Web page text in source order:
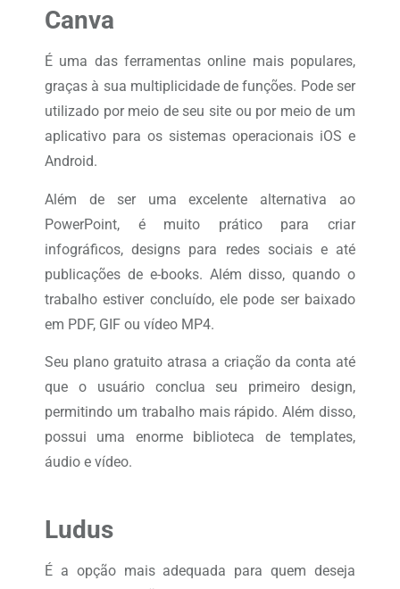
Canva
É uma das ferramentas online mais populares,
graças à sua multiplicidade de funções. Pode ser
utilizado por meio de seu site ou por meio de um
aplicativo para os sistemas operacionais iOS e
Android.
Além de ser uma excelente alternativa ao
PowerPoint, é muito prático para criar
infográficos, designs para redes sociais e até
publicações de e-books. Além disso, quando o
trabalho estiver concluído, ele pode ser baixado
em PDF, GIF ou vídeo MP4.
Seu plano gratuito atrasa a criação da conta até
que o usuário conclua seu primeiro design,
permitindo um trabalho mais rápido. Além disso,
possui uma enorme biblioteca de templates,
áudio e vídeo.
Ludus
É a opção mais adequada para quem deseja